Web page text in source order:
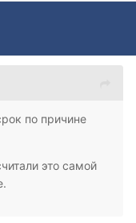
по причине
это самой